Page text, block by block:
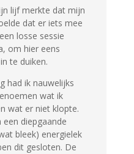
lijf merkte dat mijn
dat er iets mee
losse sessie
om hier eens
te duiken.
had ik nauwelijks
wat ik
wat er niet klopte.
diepgaande
bleek) energielek
dit gesloten. De